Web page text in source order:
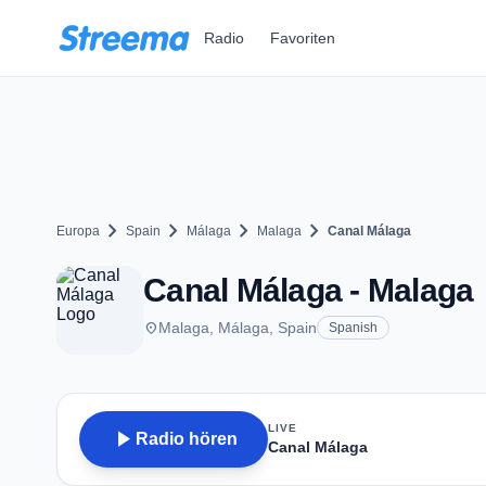
Radio Favoriten
Europa chevron_right Spain chevron_right Málaga chevron_right Malaga chevron_right Canal Málaga
Canal Málaga - Malaga
placeMalaga, Málaga, Spain Spanish
play_arrow Radio hören
LIVE
Canal Málaga